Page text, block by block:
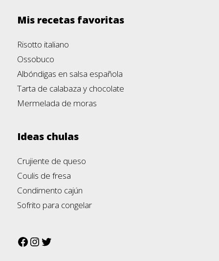
Mis recetas favoritas
Risotto italiano
Ossobuco
Albóndigas en salsa española
Tarta de calabaza y chocolate
Mermelada de moras
Ideas chulas
Crujiente de queso
Coulis de fresa
Condimento cajún
Sofrito para congelar